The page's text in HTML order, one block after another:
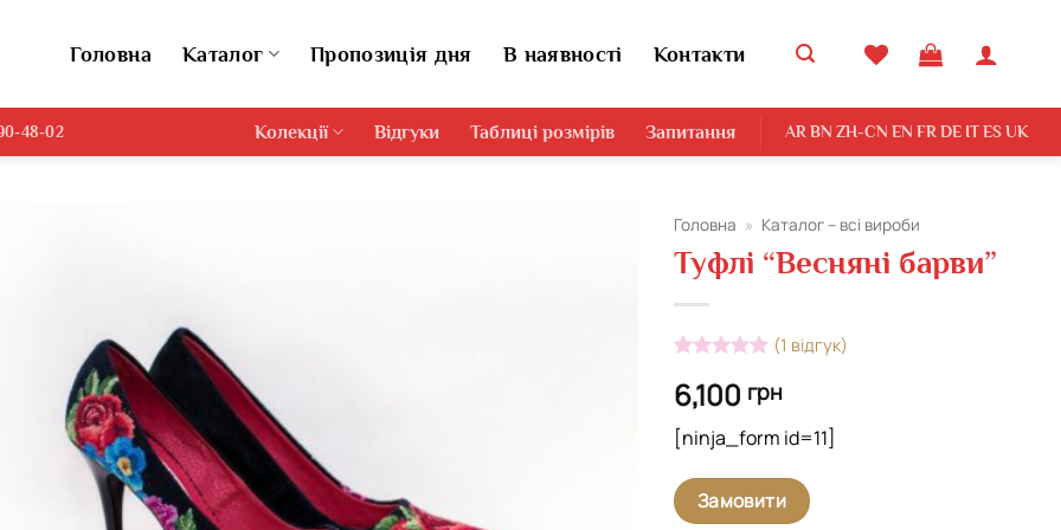
Головна Каталог Пропозиція дня В наявності Контакти
48-02 Колекції Відгуки Таблиці розмірів Запитання AR BN ZH-CN EN FR DE IT ES UK
Головна » Каталог – всі вироби
Туфлі “Весняні барви”
з 5 на
основі
опитування
покупця
(1 відгук)
6,100 грн
[ninja_form id=11]
Замовити